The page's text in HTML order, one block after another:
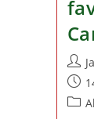
de
la
de